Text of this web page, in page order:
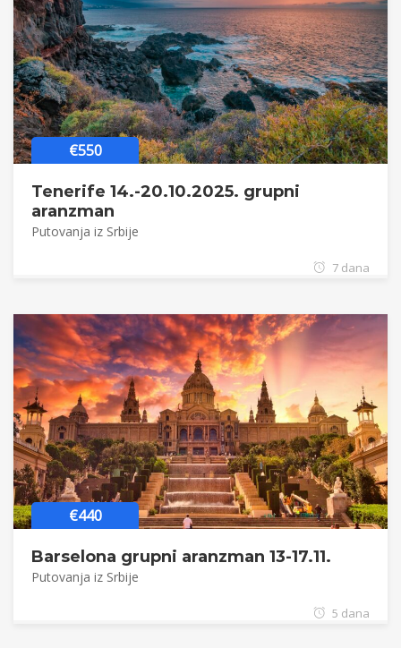
€550
Tenerife 14.-20.10.2025. grupni
aranzman
Putovanja iz Srbije
7 dana
€440
Barselona grupni aranzman 13-17.11.
Putovanja iz Srbije
5 dana